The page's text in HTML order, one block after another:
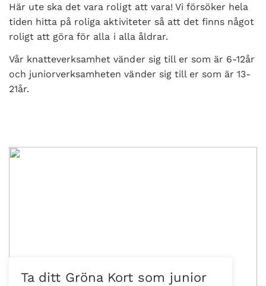
Här ute ska det vara roligt att vara! Vi försöker hela
tiden hitta på roliga aktiviteter så att det finns något
roligt att göra för alla i alla åldrar.
Vår knatteverksamhet vänder sig till er som är 6-12år
och juniorverksamheten vänder sig till er som är 13-
21år.
Ta ditt Gröna Kort som junior